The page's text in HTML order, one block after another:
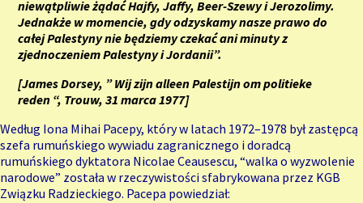
niewątpliwie żądać Hajfy, Jaffy, Beer-Szewy i Jerozolimy.
Jednakże w momencie, gdy odzyskamy nasze prawo do
całej Palestyny nie będziemy czekać ani minuty z
zjednoczeniem Palestyny i Jordanii”.
[James Dorsey, ” Wij zijn alleen Palestijn om politieke
reden “, Trouw, 31 marca 1977]
Według Iona Mihai Pacepy, który w latach 1972–1978 był zastępcą
szefa rumuńskiego wywiadu zagranicznego i doradcą
rumuńskiego dyktatora Nicolae Ceausescu, “walka o wyzwolenie
narodowe” została w rzeczywistości sfabrykowana przez KGB
Związku Radzieckiego. Pacepa powiedział: